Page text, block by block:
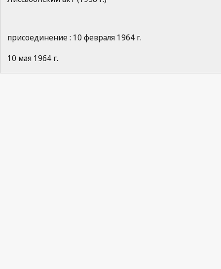
присоединение : 10 февраля 1964 г.
10 мая 1964 г.